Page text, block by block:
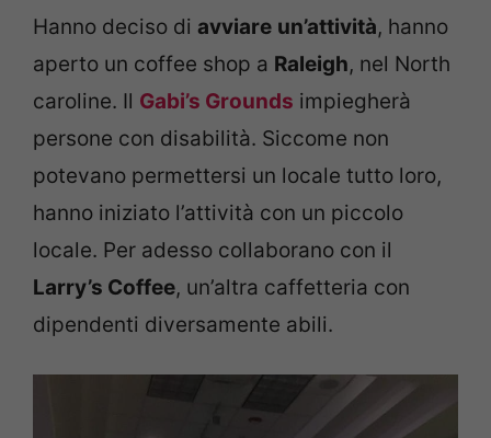
Hanno deciso di avviare un’attività, hanno
aperto un coffee shop a Raleigh, nel North
caroline. Il Gabi’s Grounds impiegherà
persone con disabilità. Siccome non
potevano permettersi un locale tutto loro,
hanno iniziato l’attività con un piccolo
locale. Per adesso collaborano con il
Larry’s Coffee, un’altra caffetteria con
dipendenti diversamente abili.